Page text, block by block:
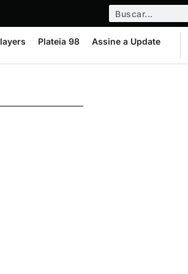
Plateia 98 Assine a Update